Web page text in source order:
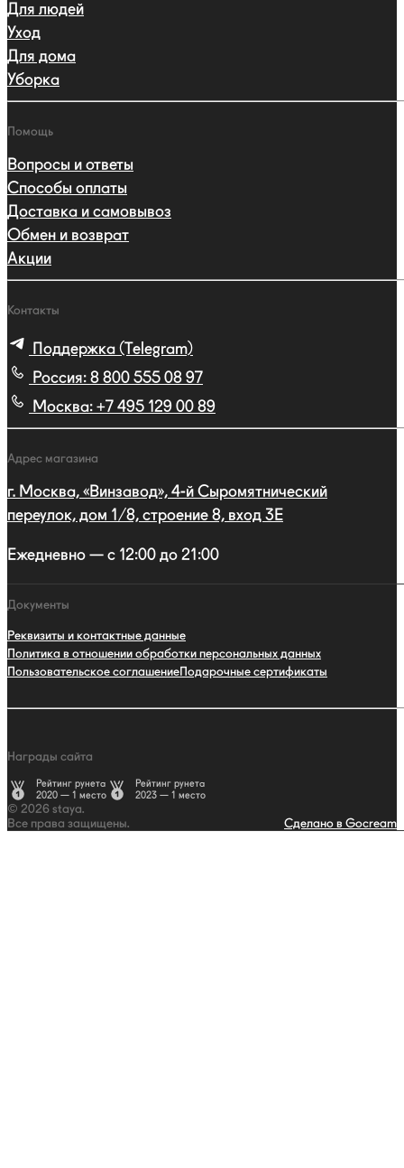
Для людей
Уход
Для дома
Уборка
Помощь
Вопросы и ответы
Способы оплаты
Доставка и самовывоз
Обмен и возврат
Акции
Контакты
Поддержка (Telegram)
Россия: 8 800 555 08 97
Москва: +7 495 129 00 89
Адрес магазина
г. Москва, «Винзавод», 4-й Сыромятнический
переулок, дом 1/8, строение 8, вход 3E
Ежедневно — с 12:00 до 21:00
Документы
Реквизиты и контактные данные
Политика в отношении обработки персональных данных
Пользовательское соглашениеПодарочные сертификаты
Награды сайта
Рейтинг рунета
2020 — 1 место
Рейтинг рунета
2023 — 1 место
© 2026 staya.
Все права защищены.
Сделано в Gocream